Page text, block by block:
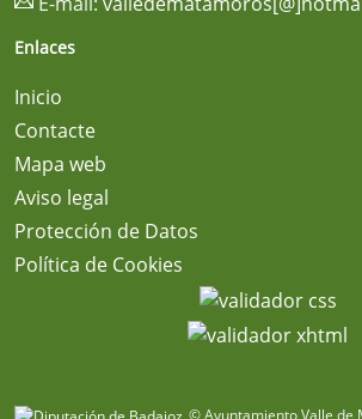
Enlaces
Inicio
Contacte
Mapa web
Aviso legal
Protección de Datos
Política de Cookies